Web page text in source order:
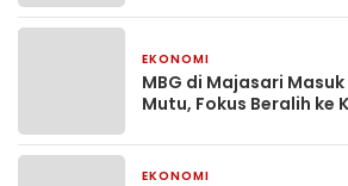
EKONOMI
MBG di Majasari
Mutu, Fokus Beralih ke
EKONOMI